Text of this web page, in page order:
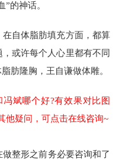
的神话。
自体脂肪填充方面，都算
或许每个人心里都有不同
肪隆胸，王自谦做体雕。
斌哪个好?有效果对比图
他疑问，可点击在线咨询~
整形之前务必要咨询和了